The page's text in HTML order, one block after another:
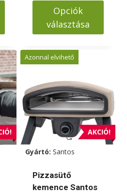
540000 Ft.
-
239000 Ft
Opciók
választása
a
terméknek
több
variációja
van.
A
változatok
termékoldalon
választhatók
ki
AKCIÓ!
Azonnal elvihető
Gyártó: Santos
Pizzasütő
kemence Santos